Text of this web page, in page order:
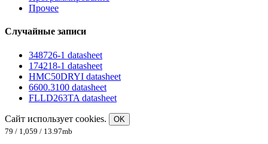
Прочее
Случайные записи
348726-1 datasheet
174218-1 datasheet
HMC50DRYI datasheet
6600.3100 datasheet
FLLD263TA datasheet
Сайт использует cookies.
OK
79 / 1,059 / 13.97mb